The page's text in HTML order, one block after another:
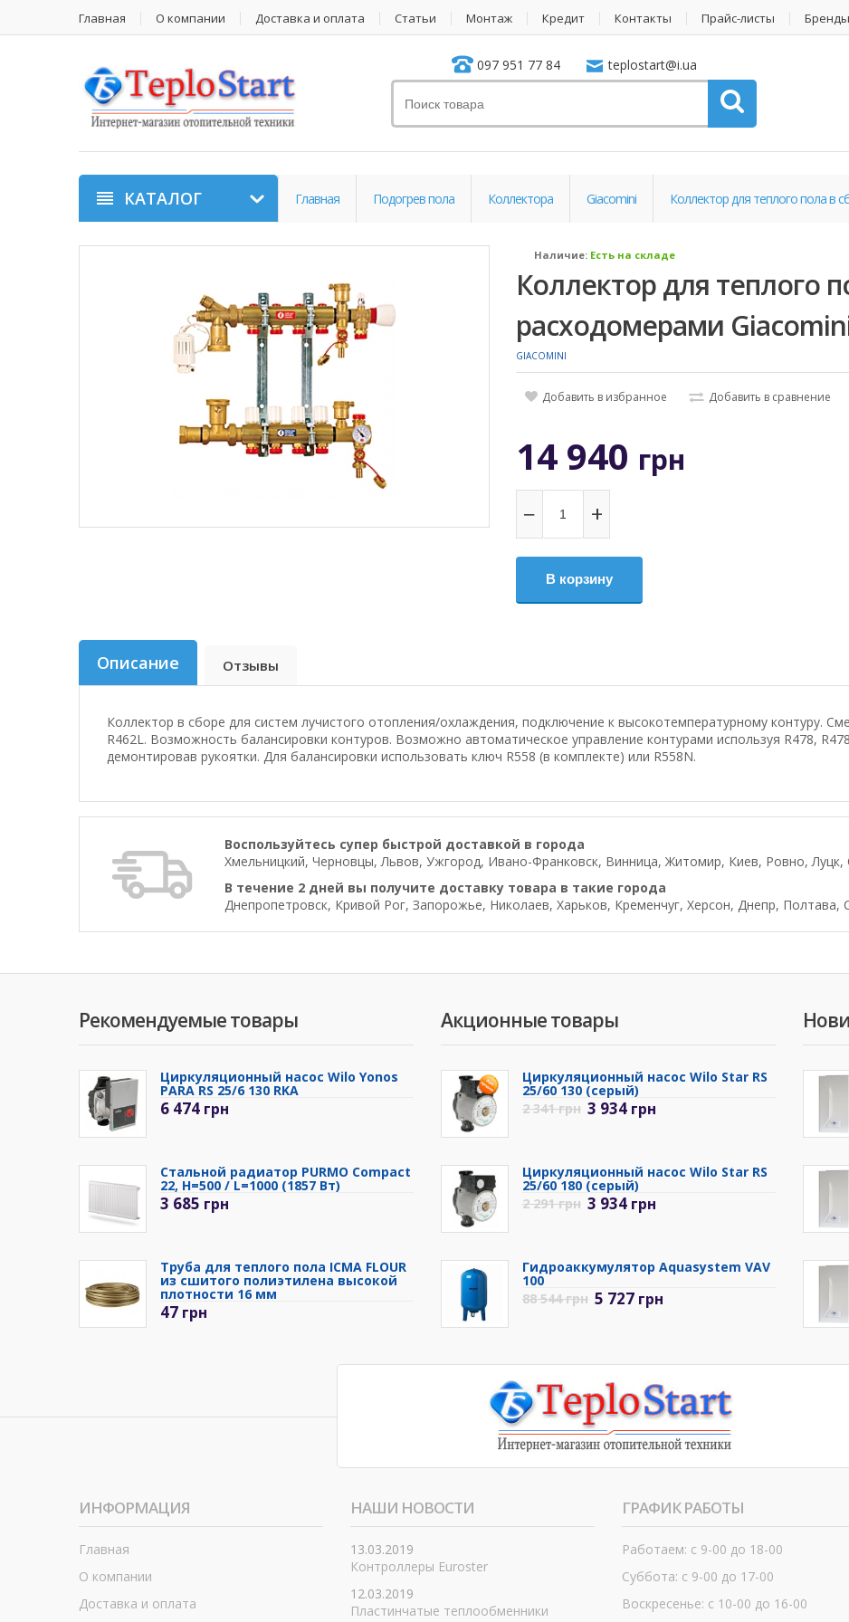
Главная О компании Доставка и оплата Статьи Монтаж Кредит Контакты Прайс-листы Бренды
097 951 77 84 teplostart@i.ua
КАТАЛОГ Главная Подогрев пола Коллектора Giacomini Коллектор для теплого пола в
Наличие: Есть на складе
Коллектор для теплого
расходомерами
GIACOMINI
Добавить в избранное Добавить в сравнение
14 940 грн
− +
В корзину
Описание Отзывы
Коллектор в сборе для систем лучистого отопления/охлаждения, подключение к высокотемпературному контуру.
R462L. Возможность балансировки контуров. Возможно автоматическое управление контурами используя R478,
демонтировав рукоятки. Для балансировки использовать ключ R558 (в комплекте) или R558N.
Воспользуйтесь супер быстрой доставкой в города
Хмельницкий, Черновцы, Львов, Ужгород, Ивано-Франковск, Винница, Житомир, Киев, Ровно, Луцк,
В течение 2 дней вы получите доставку товара в такие города
Днепропетровск, Кривой Рог, Запорожье, Николаев, Харьков, Кременчуг, Херсон, Днепр, Полтава,
Рекомендуемые товары
Циркуляционный насос Wilo Yonos
PARA RS 25/6 130 RKA
6 474 грн
Стальной радиатор PURMO Compact
22, H=500 / L=1000 (1857 Вт)
3 685 грн
Труба для теплого пола ICMA FLOUR
из сшитого полиэтилена высокой
плотности 16 мм
47 грн
Акционные товары
Циркуляционный насос Wilo Star RS
25/60 130 (серый)
2 341грн 3 934 грн
Циркуляционный насос Wilo Star RS
25/60 180 (серый)
2 291грн 3 934 грн
Гидроаккумулятор Aquasystem VAV
100
88 544грн 5 727 грн
ИНФОРМАЦИЯ
Главная
О компании
Доставка и оплата
НАШИ НОВОСТИ
13.03.2019
Контроллеры Euroster
12.03.2019
Пластинчатые теплообменники
ГРАФИК РАБОТЫ
Работаем: с 9-00 до 18-00
Суббота: с 9-00 до 17-00
Воскресенье: с 10-00 до 16-00